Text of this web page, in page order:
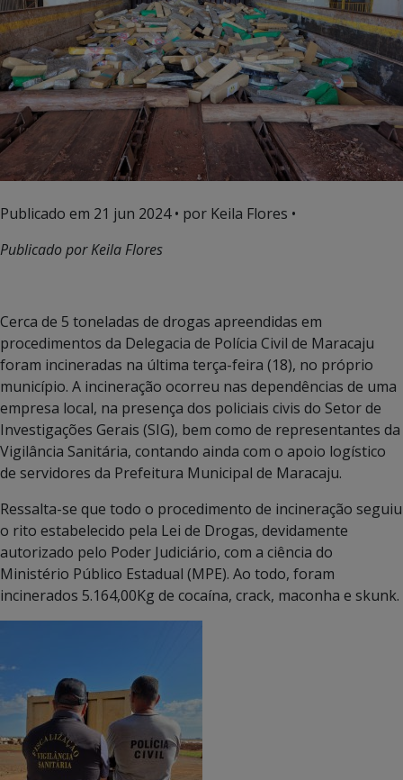
Publicado em 21 jun 2024• por Keila Flores •
Publicado por Keila Flores
Cerca de 5 toneladas de drogas apreendidas em
procedimentos da Delegacia de Polícia Civil de Maracaju
foram incineradas na última terça-feira (18), no próprio
município. A incineração ocorreu nas dependências de uma
empresa local, na presença dos policiais civis do Setor de
Investigações Gerais (SIG), bem como de representantes da
Vigilância Sanitária, contando ainda com o apoio logístico
de servidores da Prefeitura Municipal de Maracaju.
Ressalta-se que todo o procedimento de incineração seguiu
o rito estabelecido pela Lei de Drogas, devidamente
autorizado pelo Poder Judiciário, com a ciência do
Ministério Público Estadual (MPE). Ao todo, foram
incinerados 5.164,00Kg de cocaína, crack, maconha e skunk.